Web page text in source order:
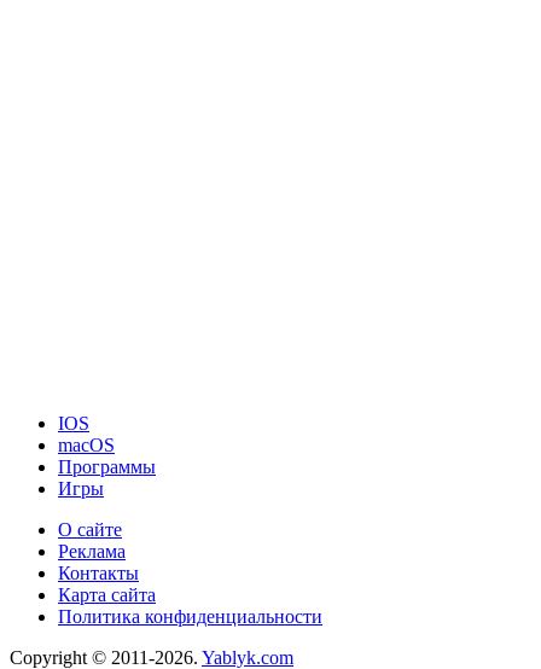
IOS
macOS
Программы
Игры
О сайте
Реклама
Контакты
Карта сайта
Политика конфиденциальности
Copyright © 2011-2026. Yablyk.сom